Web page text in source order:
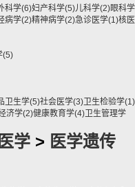
科学(6)妇产科学(5)儿科学(2)眼科学
病学(2)精神病学(2)急诊医学(1)核医
(5)
卫生学(5)社会医学(3) 卫生检验学(1)
济学(2)健康教育学(4) 卫生管理学
学 > 医学遗传